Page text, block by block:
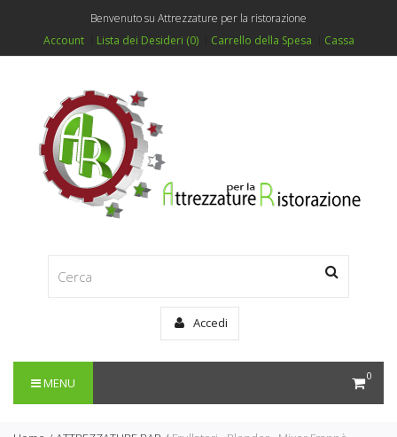
Benvenuto su Attrezzature per la ristorazione
Account
Lista dei Desideri (0) Carrello della Spesa Cassa
Accedi
0
MENU